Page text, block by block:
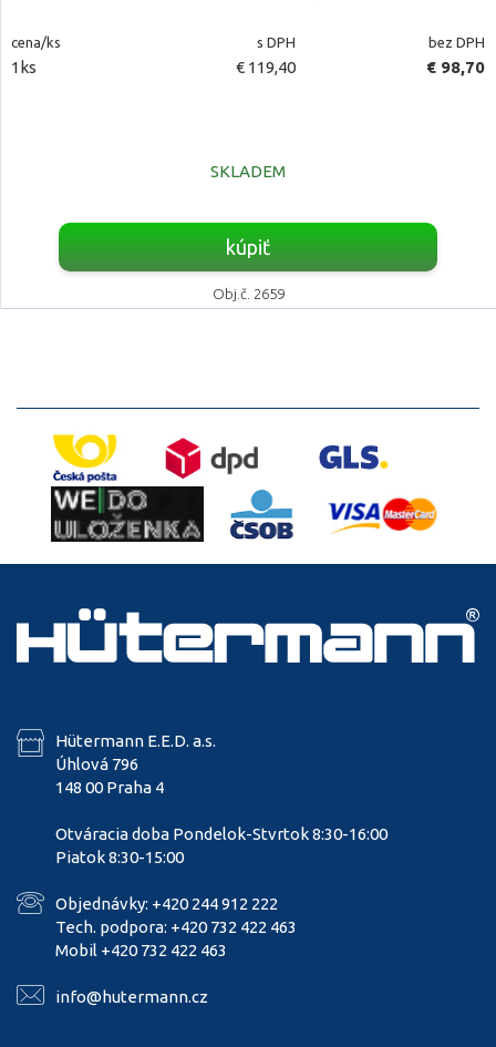
cena/ks s DPH bez DPH
1ks € 119,40 € 98,70
SKLADEM
kúpiť
Obj.č. 2659
Hütermann E.E.D. a.s.
Úhlová 796
148 00 Praha 4
Otváracia doba Pondelok-Stvrtok 8:30-16:00
Piatok 8:30-15:00
Objednávky: +420 244 912 222
Tech. podpora: +420 732 422 463
Mobil +420 732 422 463
info@hutermann.cz